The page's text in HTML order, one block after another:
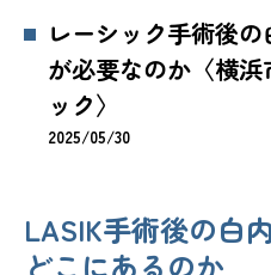
レーシック手術後
が必要なのか〈横
ック〉
2025/05/30
LASIK手術後の白
どこにあるのか